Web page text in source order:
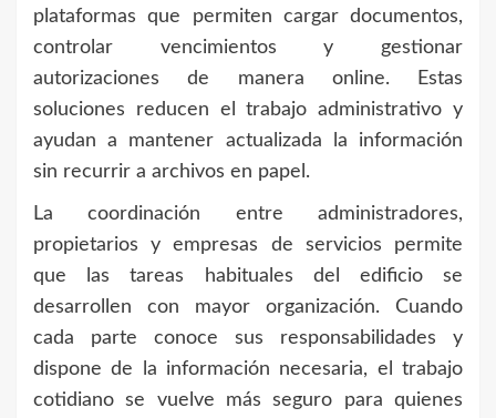
plataformas que permiten cargar documentos,
controlar vencimientos y gestionar
autorizaciones de manera online. Estas
soluciones reducen el trabajo administrativo y
ayudan a mantener actualizada la información
sin recurrir a archivos en papel.
La coordinación entre administradores,
propietarios y empresas de servicios permite
que las tareas habituales del edificio se
desarrollen con mayor organización. Cuando
cada parte conoce sus responsabilidades y
dispone de la información necesaria, el trabajo
cotidiano se vuelve más seguro para quienes